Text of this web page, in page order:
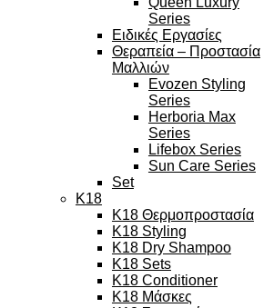
Series
Ειδικές Εργασίες
Θεραπεία – Προστασία
Μαλλιών
Evozen Styling
Series
Herboria Max
Series
Lifebox Series
Sun Care Series
Set
K18
K18 Θερμοπροστασία
K18 Styling
K18 Dry Shampoo
K18 Sets
K18 Conditioner
K18 Μάσκες